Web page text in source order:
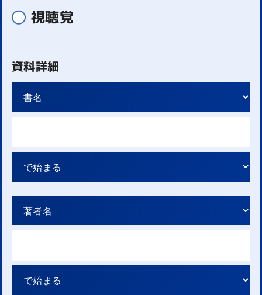
視聴覚
資料詳細